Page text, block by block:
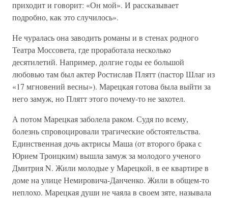
приходит и говорит: «Он мой». И рассказывает
подробно, как это случилось».
Не чуралась она заводить романы и в стенах родного
Театра Моссовета, где проработала несколько
десятилетий. Например, долгие годы ее большой
любовью там был актер Ростислав Плятт (пастор Шлаг из
«17 мгновений весны»). Марецкая готова была выйти за
него замуж, но Плятт этого почему-то не захотел.
А потом Марецкая заболела раком. Судя по всему,
болезнь спровоцировали трагические обстоятельства.
Единственная дочь актрисы Маша (от второго брака с
Юрием Троицким) вышла замуж за молодого ученого
Дмитрия N. Жили молодые у Марецкой, в ее квартире в
доме на улице Немировича-Данченко. Жили в общем-то
неплохо. Марецкая души не чаяла в своем зяте, называла